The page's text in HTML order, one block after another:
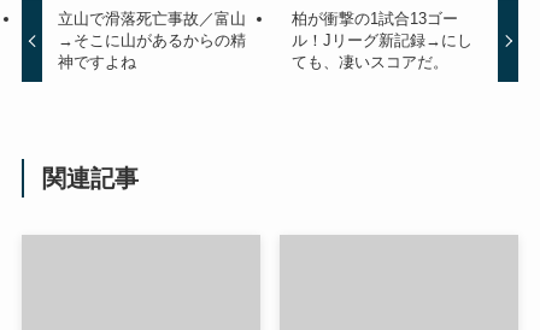
立山で滑落死亡事故／富山
→そこに山があるからの精
神ですよね
柏が衝撃の1試合13ゴー
ル！Jリーグ新記録→にし
ても、凄いスコアだ。
関連記事